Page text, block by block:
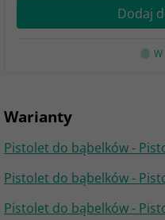
Dodaj
Warianty
Pistolet do bąbelków -
Pistolet do bąbelków -
Pistolet do bąbelków -